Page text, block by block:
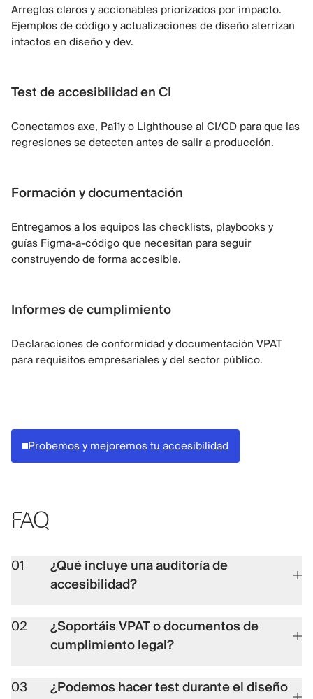
Arreglos claros y accionables priorizados por impacto.
Ejemplos de código y actualizaciones de diseño aterrizan
intactos en diseño y dev.
Test de accesibilidad en CI
Conectamos axe, Pa11y o Lighthouse al CI/CD para que las
regresiones se detecten antes de salir a producción.
Formación y documentación
Entregamos a los equipos las checklists, playbooks y
guías Figma-a-código que necesitan para seguir
construyendo de forma accesible.
Informes de cumplimiento
Declaraciones de conformidad y documentación VPAT
para requisitos empresariales y del sector público.
Probemos y mejoremos tu accesibilidad
FAQ
01
¿Qué incluye una auditoría de
accesibilidad?
02
¿Soportáis VPAT o documentos de
cumplimiento legal?
03
¿Podemos hacer test durante el diseño